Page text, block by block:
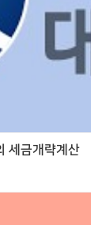
세금개략계산